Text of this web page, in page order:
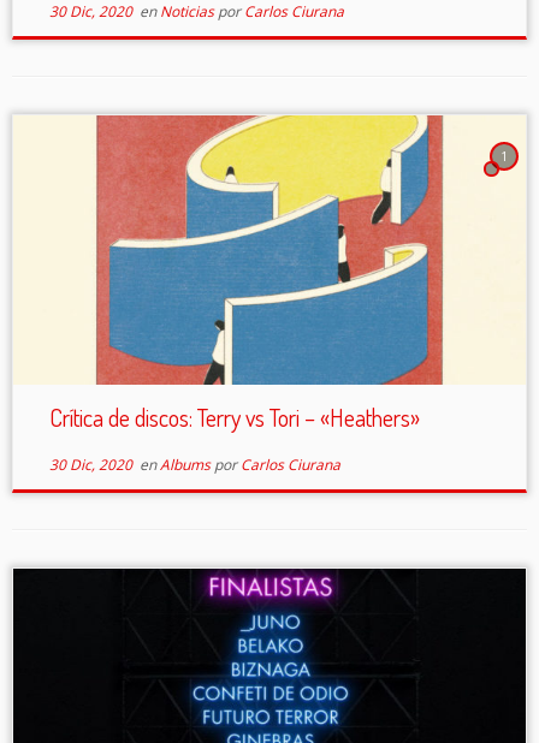
30 Dic, 2020enNoticiasporCarlos Ciurana
1
Crítica de discos: Terry vs Tori – «Heathers»
30 Dic, 2020enAlbumsporCarlos Ciurana